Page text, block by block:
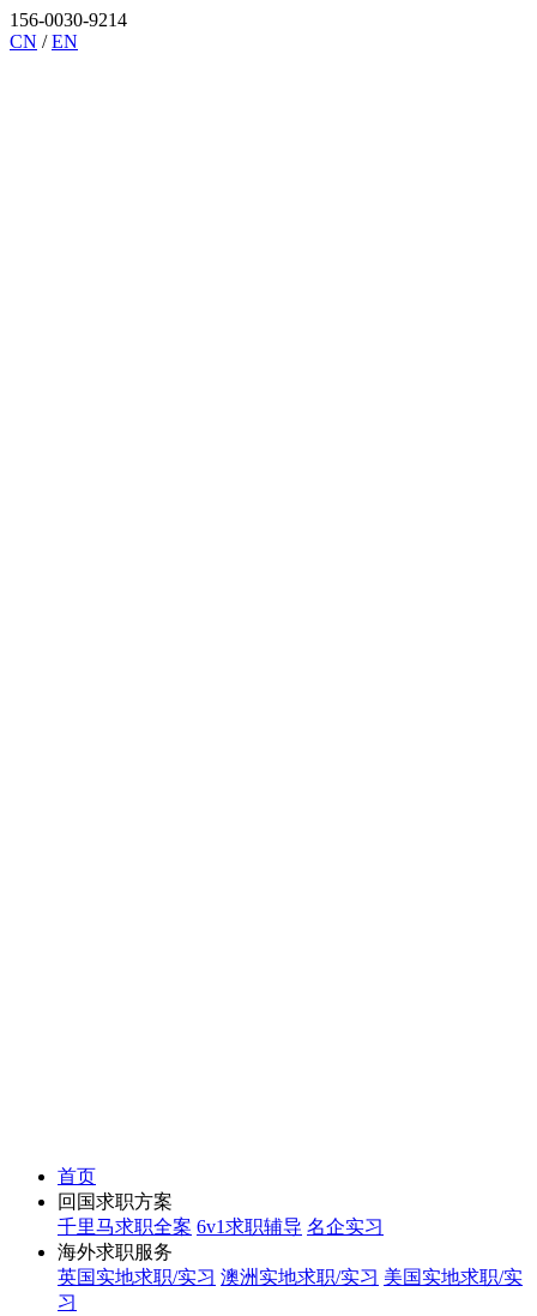
156-0030-9214
CN /EN
首页
回国求职方案
千里马求职全案 6v1求职辅导 名企实习
海外求职服务
英国实地求职/实习 澳洲实地求职/实习 美国实地求职/实
习